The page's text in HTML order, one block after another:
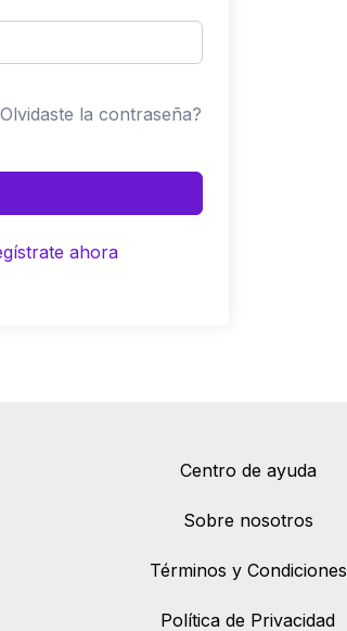
la contraseña?
ahora
Centro de ayuda
Sobre nosotros
Términos y Condiciones
Política de Privacidad